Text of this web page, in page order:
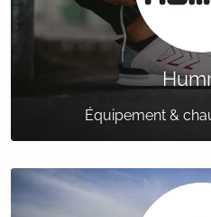
Équipement &